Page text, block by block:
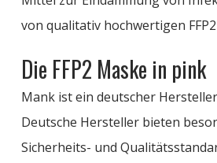
von qualitativ hochwertigen
Die FFP2 Maske in pink
Mank ist ein deutscher
Deutsche Hersteller bieten
Sicherheits- und